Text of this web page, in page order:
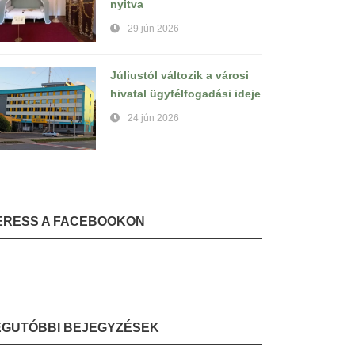
nyitva
29 jún 2026
Júliustól változik a városi
hivatal ügyfélfogadási ideje
24 jún 2026
A FACEBOOKON
BEJEGYZÉSEK